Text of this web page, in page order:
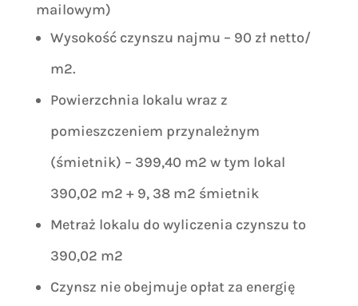
mailowym)
Wysokość czynszu najmu – 90 zł netto/
m2.
Powierzchnia lokalu wraz z
pomieszczeniem przynależnym
(śmietnik) – 399,40 m2 w tym lokal
390,02 m2 + 9, 38 m2 śmietnik
Metraż lokalu do wyliczenia czynszu to
390,02 m2
Czynsz nie obejmuje opłat za energię